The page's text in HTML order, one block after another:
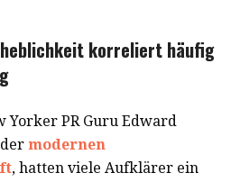
korreliert häufig
Yorker PR Guru Edward
modernen
, hatten viele Aufklärer ein